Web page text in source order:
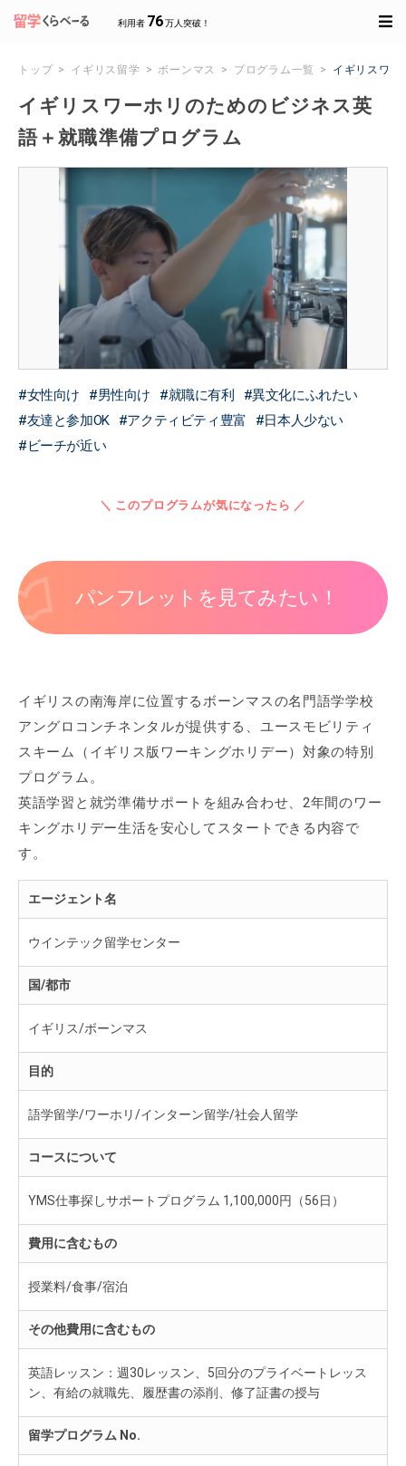
利用者 76万人突破！
トップ イギリス留学 ボーンマス プログラム一覧 イギリスワー
イギリスワーホリのためのビジネス英
語＋就職準備プログラム
女性向け 男性向け 就職に有利
異文化にふれたい
友達と参加OK
アクティビティ豊富
日本人少ない
ビーチが近い
＼ このプログラムが気になったら ／
パンフレットを見てみたい！
イギリスの南海岸に位置するボーンマスの名門語学学校
アングロコンチネンタルが提供する、ユースモビリティ
スキーム（イギリス版ワーキングホリデー）対象の特別
プログラム。
英語学習と就労準備サポートを組み合わせ、2年間のワー
キングホリデー生活を安心してスタートできる内容で
す。
エージェント名
ウインテック留学センター
国/都市
イギリス/ボーンマス
目的
語学留学/ワーホリ/インターン留学/社会人留学
コースについて
YMS仕事探しサポートプログラム 1,100,000円（56日）
費用に含むもの
授業料/食事/宿泊
その他費用に含むもの
英語レッスン：週30レッスン、5回分のプライベートレッス
ン、有給の就職先、履歴書の添削、修了証書の授与
留学プログラム No.